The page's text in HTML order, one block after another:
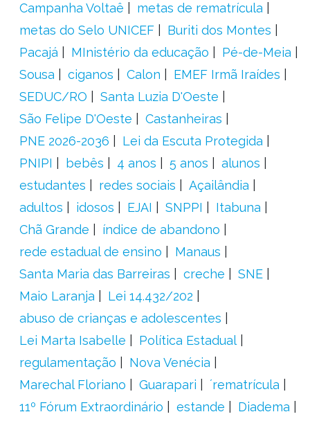
Campanha Voltaê
metas de rematrícula
metas do Selo UNICEF
Buriti dos Montes
Pacajá
MInistério da educação
Pé-de-Meia
Sousa
ciganos Calon
EMEF Irmã Iraídes
SEDUC/RO
Santa Luzia D'Oeste
São Felipe D'Oeste
Castanheiras
PNE 2026-2036
Lei da Escuta Protegida
PNIPI
bebês 4 anos 5 anos
alunos
estudantes
redes sociais
Açailândia
adultos
idosos EJAI SNPPI
Itabuna
Chã Grande
índice de abandono
rede estadual de ensino
Manaus
Santa Maria das Barreiras
creche
SNE
Maio Laranja
Lei 14.432/202
abuso de crianças e adolescentes
Lei Marta Isabelle
Política Estadual
regulamentação
Nova Venécia
Marechal Floriano
Guarapari
´rematrícula
11º Fórum Extraordinário
estande
Diadema